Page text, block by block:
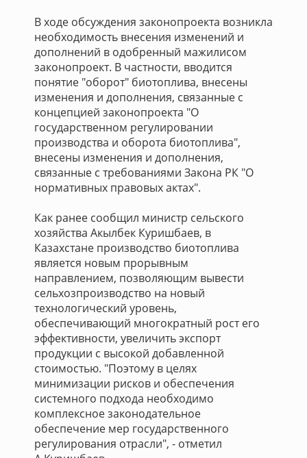
В ходе обсуждения законопроекта возникла
необходимость внесения изменений и
дополнений в одобренный мажилисом
законопроект. В частности, вводится
понятие "оборот" биотоплива, внесены
изменения и дополнения, связанные с
концепцией законопроекта "О
государственном регулировании
производства и оборота биотоплива",
внесены изменения и дополнения,
связанные с требованиями Закона РК "О
нормативных правовых актах".
Как ранее сообщил министр сельского
хозяйства Акылбек Куришбаев, в
Казахстане производство биотоплива
является новым прорывным
направлением, позволяющим вывести
сельхозпроизводство на новый
технологический уровень,
обеспечивающий многократный рост его
эффективности, увеличить экспорт
продукции с высокой добавленной
стоимостью. "Поэтому в целях
минимизации рисков и обеспечения
системного подхода необходимо
комплексное законодательное
обеспечение мер государственного
регулирования отрасли", - отметил